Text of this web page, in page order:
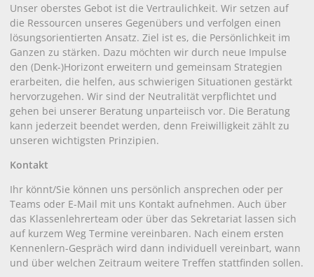
Unser oberstes Gebot ist die Vertraulichkeit. Wir setzen auf
die Ressourcen unseres Gegenübers und verfolgen einen
lösungsorientierten Ansatz. Ziel ist es, die Persönlichkeit im
Ganzen zu stärken. Dazu möchten wir durch neue Impulse
den (Denk-)Horizont erweitern und gemeinsam Strategien
erarbeiten, die helfen, aus schwierigen Situationen gestärkt
hervorzugehen. Wir sind der Neutralität verpflichtet und
gehen bei unserer Beratung unparteiisch vor. Die Beratung
kann jederzeit beendet werden, denn Freiwilligkeit zählt zu
unseren wichtigsten Prinzipien.
Kontakt
Ihr könnt/Sie können uns persönlich ansprechen oder per
Teams oder E-Mail mit uns Kontakt aufnehmen. Auch über
das Klassenlehrerteam oder über das Sekretariat lassen sich
auf kurzem Weg Termine vereinbaren. Nach einem ersten
Kennenlern-Gespräch wird dann individuell vereinbart, wann
und über welchen Zeitraum weitere Treffen stattfinden sollen.